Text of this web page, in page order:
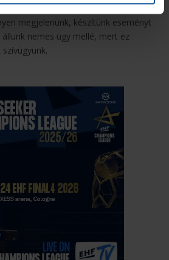
megjelenünk, készítünk eseményt
nemes ügy mellé, mert ez